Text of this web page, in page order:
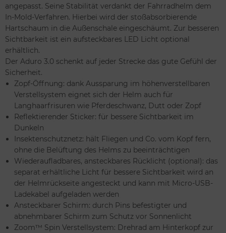
angepasst. Seine Stabilität verdankt der Fahrradhelm dem
In-Mold-Verfahren. Hierbei wird der stoßabsorbierende
Hartschaum in die Außenschale eingeschäumt. Zur besseren
Sichtbarkeit ist ein aufsteckbares LED Licht optional
erhältlich.
Der Aduro 3.0 schenkt auf jeder Strecke das gute Gefühl der
Sicherheit.
Zopf-Öffnung: dank Aussparung im höhenverstellbaren
Verstellsystem eignet sich der Helm auch für
Langhaarfrisuren wie Pferdeschwanz, Dutt oder Zopf
Reflektierender Sticker: für bessere Sichtbarkeit im
Dunkeln
Insektenschutznetz: hält Fliegen und Co. vom Kopf fern,
ohne die Belüftung des Helms zu beeinträchtigen
Wiederaufladbares, ansteckbares Rücklicht (optional): das
separat erhältliche Licht für bessere Sichtbarkeit wird an
der Helmrückseite angesteckt und kann mit Micro-USB-
Ladekabel aufgeladen werden
Ansteckbarer Schirm: durch Pins befestigter und
abnehmbarer Schirm zum Schutz vor Sonnenlicht
Zoom™ Spin Verstellsystem: Drehrad am Hinterkopf zur